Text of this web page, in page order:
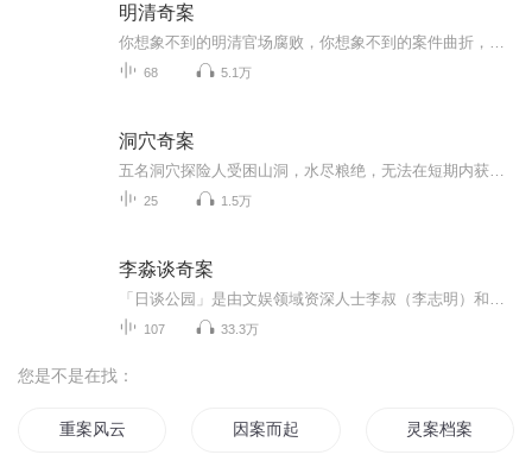
明清奇案
68 5.1万
洞穴奇案
25 1.5万
李淼谈奇案
107 33.3万
您是不是在找：
重案风云 因案而起 灵案档案